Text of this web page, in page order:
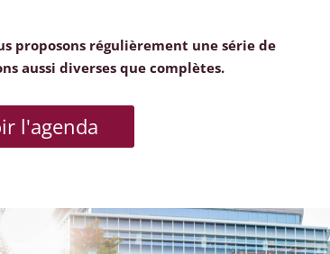
proposons régulièrement une série de
aussi diverses que complètes.
l'agenda